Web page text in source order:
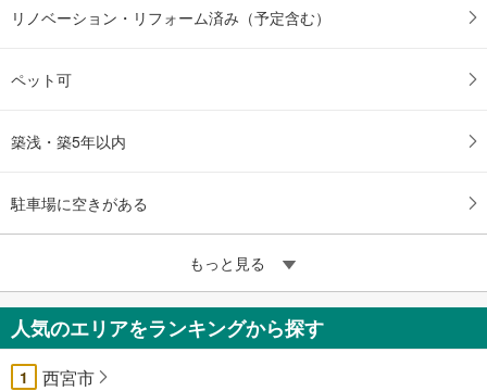
リノベーション・リフォーム済み（予定含む）
ペット可
築浅・築5年以内
駐車場に空きがある
もっと見る
人気のエリアをランキングから探す
1 西宮市